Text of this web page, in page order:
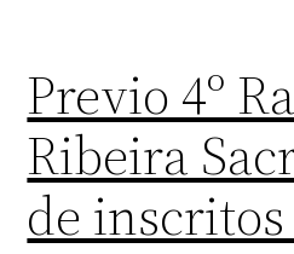
Previo 4º
Ribeira
de